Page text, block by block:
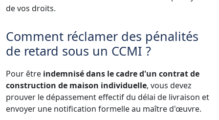
de vos droits.
Comment réclamer des pénalités
de retard sous un CCMI ?
Pour être indemnisé dans le cadre d'un contrat de
construction de maison individuelle, vous devez
prouver le dépassement effectif du délai de livraison et
envoyer une notification formelle au maître d'œuvre.